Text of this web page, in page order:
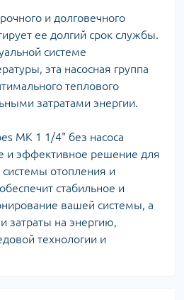
и долговечного
ее долгий срок службы.
системе
эта насосная группа
теплового
затратами энергии.
MK 1 1/4" без насоса
и эффективное решение для
отопления и
стабильное и
вашей системы, а
затраты на энергию,
технологии и